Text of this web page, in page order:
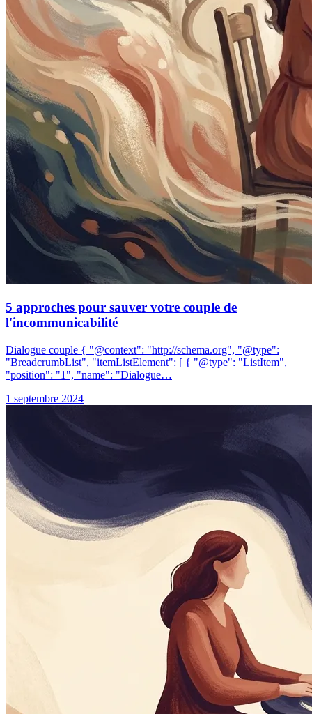
5 approches pour sauver votre couple de
l'incommunicabilité
Dialogue couple { "@context": "http://schema.org", "@type":
"BreadcrumbList", "itemListElement": [ { "@type": "ListItem",
"position": "1", "name": "Dialogue…
1 septembre 2024